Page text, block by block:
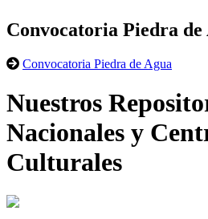
Convocatoria Piedra de
Convocatoria Piedra de Agua
Nuestros
Nacionales y
Culturales